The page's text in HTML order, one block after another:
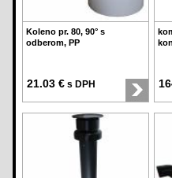
Koleno pr. 80, 90° s
odberom, PP
21.03 € s DPH